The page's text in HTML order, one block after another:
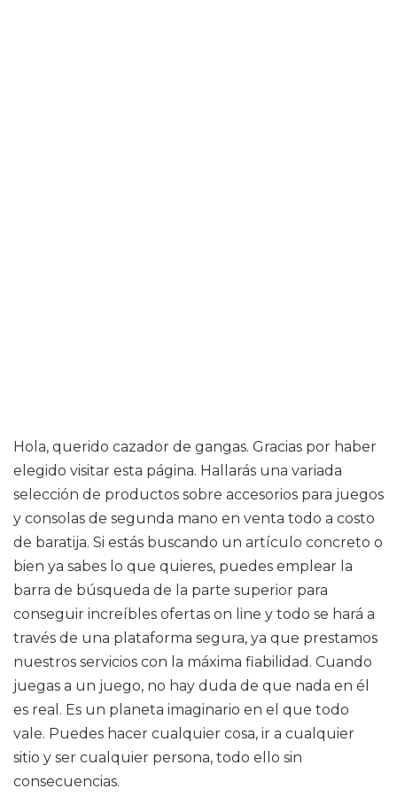
Hola, querido cazador de gangas. Gracias por haber
elegido visitar esta página. Hallarás una variada
selección de productos sobre accesorios para juegos
y consolas de segunda mano en venta todo a costo
de baratija. Si estás buscando un artículo concreto o
bien ya sabes lo que quieres, puedes emplear la
barra de búsqueda de la parte superior para
conseguir increíbles ofertas on line y todo se hará a
través de una plataforma segura, ya que prestamos
nuestros servicios con la máxima fiabilidad. Cuando
juegas a un juego, no hay duda de que nada en él
es real. Es un planeta imaginario en el que todo
vale. Puedes hacer cualquier cosa, ir a cualquier
sitio y ser cualquier persona, todo ello sin
consecuencias.